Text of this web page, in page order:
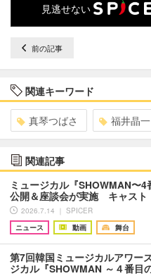
見逃せない
前の記事
関連キーワード
真琴つばさ 福井晶一
関連記事
ミュージカル『SHOWMAN〜
公開＆座談会が実施 キャスト
2026.7.14 ｜ SPICER
ニュース
動画 舞台
第7回韓国ミュージカルアワー
ジカル『SHOWMAN ～４番目